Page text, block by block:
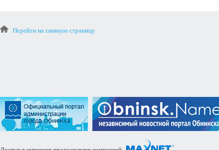
Перейти на главную страницу